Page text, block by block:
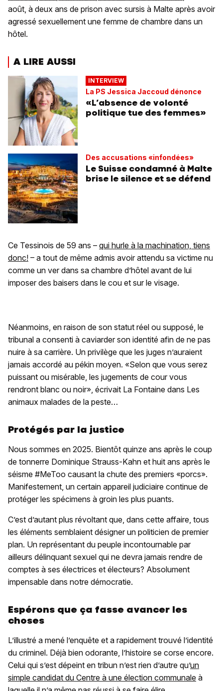
août, à deux ans de prison avec sursis à Malte après avoir
agressé sexuellement une femme de chambre dans un
hôtel.
A LIRE AUSSI
INTERVIEW
La PS Jessica Jaccoud dénonce
«L’absence de volonté
politique tue des femmes»
Des accusations «infondées»
Le Suisse condamné à Malte
brise le silence et se défend
Ce Tessinois de 59 ans – qui hurle à la machination, tiens
donc! – a tout de même admis avoir attendu sa victime nu
comme un ver dans sa chambre d’hôtel avant de lui
imposer des baisers dans le cou et sur le visage.
Néanmoins, en raison de son statut réel ou supposé, le
tribunal a consenti à caviarder son identité afin de ne pas
nuire à sa carrière. Un privilège que les juges n’auraient
jamais accordé au pékin moyen. «Selon que vous serez
puissant ou misérable, les jugements de cour vous
rendront blanc ou noir», écrivait La Fontaine dans Les
animaux malades de la peste…
Protégés par la justice
Nous sommes en 2025. Bientôt quinze ans après le coup
de tonnerre Dominique Strauss-Kahn et huit ans après le
séisme #MeToo causant la chute des premiers «porcs».
Manifestement, un certain appareil judiciaire continue de
protéger les spécimens à groin les plus puants.
C’est d’autant plus révoltant que, dans cette affaire, tous
les éléments semblaient désigner un politicien de premier
plan. Un représentant du peuple incontournable par
ailleurs délinquant sexuel qui ne devra jamais rendre de
comptes à ses électrices et électeurs? Absolument
impensable dans notre démocratie.
Espérons que ça fasse avancer les
choses
L’illustré a mené l’enquête et a rapidement trouvé l’identité
du criminel. Déjà bien odorante, l’histoire se corse encore.
Celui qui s’est dépeint en tribun n’est rien d’autre qu’un
simple candidat du Centre à une élection communale à